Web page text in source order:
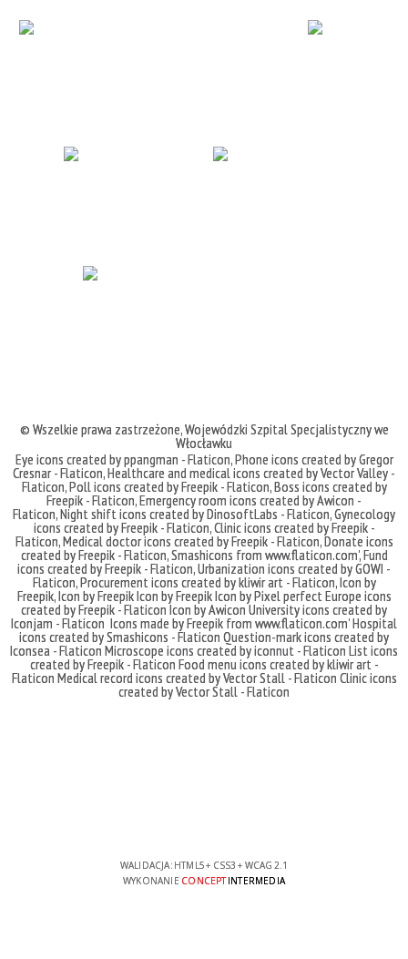
© Wszelkie prawa zastrzeżone,Wojewódzki Szpital Specjalistyczny we
Włocławku
Eye icons created by ppangman - Flaticon,Phone icons created by Gregor
Cresnar - Flaticon,Healthcare and medical icons created by Vector Valley -
Flaticon,Poll icons created by Freepik - Flaticon,Boss icons created by
Freepik - Flaticon,Emergency room icons created by Awicon -
Flaticon,Night shift icons created by DinosoftLabs - Flaticon,Gynecology
icons created by Freepik - Flaticon,Clinic icons created by Freepik -
Flaticon,Medical doctor icons created by Freepik - Flaticon,Donate icons
created by Freepik - Flaticon,Smashicons from www.flaticon.com',Fund
icons created by Freepik - Flaticon,Urbanization icons created by GOWI -
Flaticon,Procurement icons created by kliwir art - Flaticon,Icon by
Freepik,Icon by FreepikIcon by FreepikIcon by Pixel perfectEurope icons
created by Freepik - Flaticon Icon by Awicon University icons created by
Iconjam - Flaticon Icons made byFreepik from www.flaticon.com'Hospital
icons created by Smashicons - Flaticon Question-mark icons created by
Iconsea - Flaticon Microscope icons created by iconnut - Flaticon List icons
created by Freepik - Flaticon Food menu icons created by kliwir art -
Flaticon Medical record icons created by Vector Stall - Flaticon Clinic icons
created by Vector Stall - Flaticon
WALIDACJA: HTML5+ CSS3 + WCAG 2.1
WYKONANIE CONCEPTINTERMEDIA